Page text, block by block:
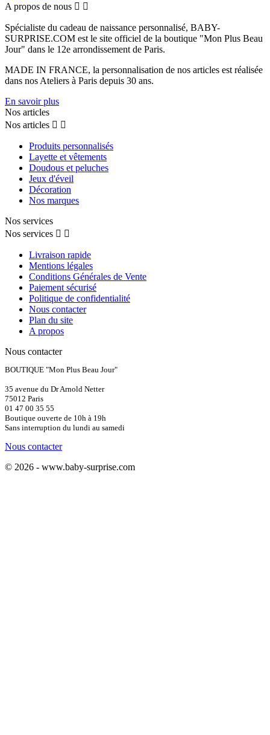
A propos de nous  
Spécialiste du cadeau de naissance personnalisé, BABY-
SURPRISE.COM est le site officiel de la boutique "Mon Plus Beau
Jour" dans le 12e arrondissement de Paris.
MADE IN FRANCE, la personnalisation de nos articles est réalisée
dans nos Ateliers à Paris depuis 30 ans.
En savoir plus
Nos articles
Nos articles  
Produits personnalisés
Layette et vêtements
Doudous et peluches
Jeux d'éveil
Décoration
Nos marques
Nos services
Nos services  
Livraison rapide
Mentions légales
Conditions Générales de Vente
Paiement sécurisé
Politique de confidentialité
Nous contacter
Plan du site
A propos
Nous contacter
BOUTIQUE "Mon Plus Beau Jour"
35 avenue du Dr Arnold Netter
75012 Paris
01 47 00 35 55
Boutique ouverte de 10h à 19h
Sans interruption du lundi au samedi
Nous contacter
© 2026 - www.baby-surprise.com